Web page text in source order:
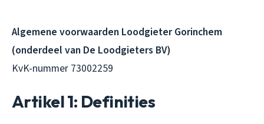
Algemene voorwaarden Loodgieter Gorinchem
(onderdeel van De Loodgieters BV)
KvK-nummer 73002259
Artikel 1: Definities